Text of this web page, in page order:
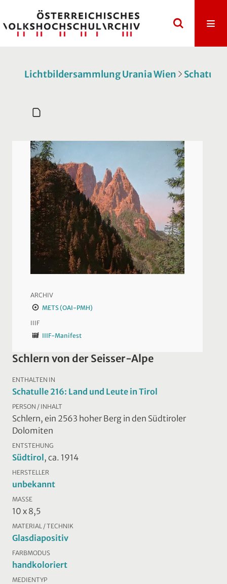
Lichtbildersammlung Urania Wien Schatulle
ARCHIV
METS (OAI-PMH)
IIIF
IIIF-Manifest
Schlern von der Seisser-Alpe
ENTHALTEN IN
Schatulle 216: Land und Leute in Tirol
PERSON / INHALT
Schlern, ein 2563 hoher Berg in den Südtiroler
Dolomiten
ENTSTEHUNG
Südtirol, ca. 1914
HERSTELLER
unbekannt
MASSE
10 x 8,5
MATERIAL / TECHNIK
Glasdiapositiv
FARBMODUS
handkoloriert
MEDIENTYP